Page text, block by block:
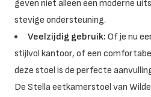
geven niet alleen een moderne
stevige ondersteuning.
Veelzijdig gebruik: Of je nu
stijlvol kantoor, of een
deze stoel is de perfecte
De Stella eetkamerstoel van